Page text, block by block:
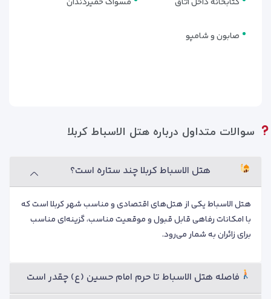
امکانات رفاهی و خدمات هتل
زائران
امکانات و خدمات رفاهی نیز نقش مهمی در آسایش زائران دارند.
هتل الاسباط کربلا با فراهم کردن امکانات موردنیاز، تلاش کرده است
شرایطی فراهم کند تا مهمانان در طول سفر زیارتی خود، اقامتی آرام
✔ آسانسور
صابون و شامپو
سوالات متداول درباره هتل الاسباط کربلا
هتل الاسباط کربلا چند ستاره است؟
هتل الاسباط یکی از هتل‌های اقتصادی و مناسب شهر کربلا است که
با امکانات رفاهی قابل قبول و موقعیت مناسب، گزینه‌ای مناسب
برای زائران به شمار می‌رود.
فاصله هتل الاسباط تا حرم امام حسین (ع) چقدر است؟